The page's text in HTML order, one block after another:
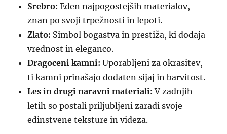
Srebro: Eden najpogostejših materialov,
znan po svoji trpežnosti in lepoti.
Zlato: Simbol bogastva in prestiža, ki dodaja
vrednost in eleganco.
Dragoceni kamni: Uporabljeni za okrasitev,
ti kamni prinašajo dodaten sijaj in barvitost.
Les in drugi naravni materiali: V zadnjih
letih so postali priljubljeni zaradi svoje
edinstvene teksture in videza.